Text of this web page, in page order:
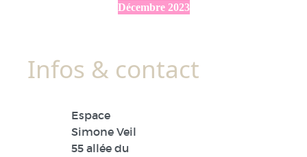
Décembre 2023
Infos & contact
Espace
Simone Veil
55 allée du